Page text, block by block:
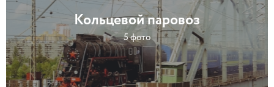
Кольцевой паровоз
5 фото